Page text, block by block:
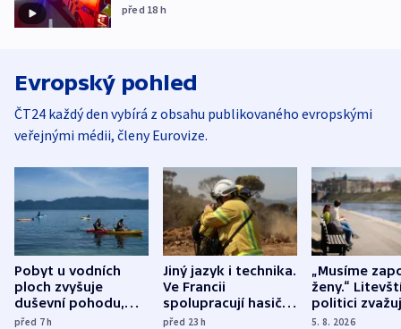
před 18 h
Evropský pohled
ČT24 každý den vybírá z obsahu publikovaného evropskými
veřejnými médii, členy Eurovize.
Pobyt u vodních
ploch zvyšuje
duševní pohodu,
ukázala
před 7h
Jiný jazyk i technika.
Ve Francii
spolupracují hasiči z
různých zemí
před 23h
„Musíme
ženy.“
politici
dohodu o
5. 8. 2026